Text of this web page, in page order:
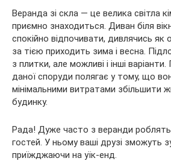
Веранда зі скла — це велика світла
приємно знаходиться. Диван біля
спокійно відпочивати, дивлячись як
за тією приходить зима і весна.
з плитки, але можливі і інші
даної споруди полягає у тому, що
мінімальними витратами збільшити
будинку.
Рада! Дуже часто з веранди
гостей. У ньому ваші друзі зможуть
приїжджаючи на уїк-енд.